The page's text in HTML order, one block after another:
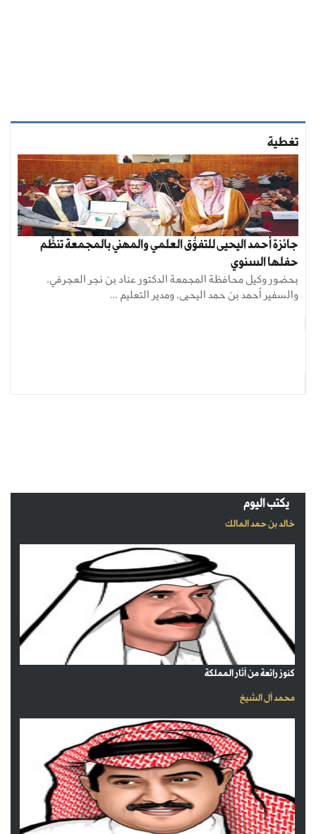
تغطية
جائزة أحمد اليحيى للتفوُّق العلمي والمهني بالمجمعة تنظِّم
حفلها السنوي
بحضور وكيل محافظة المجمعة الدكتور عناد بن نجر العجرفي،
والسفير أحمد بن حمد اليحيى، ومدير التعليم ...
يكتب اليوم
خالد بن حمد المالك
كنوز رائعة من آثار المملكة
محمد آل الشيخ